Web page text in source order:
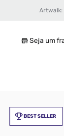
Artwalk:
Seja um
BEST SELLER